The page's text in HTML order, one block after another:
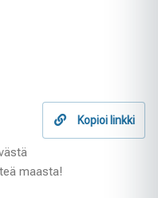
Kopioi linkki
maasta!